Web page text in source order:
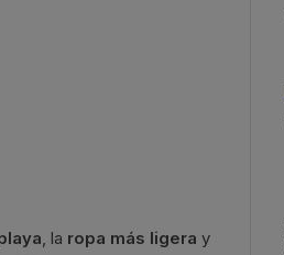
, la ropa más ligera y